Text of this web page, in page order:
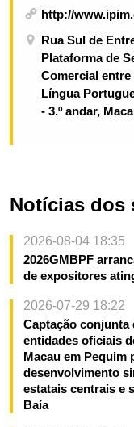
http://
Rua Sul de
Plataforma de
Comercial entre
Língua
- 3.º andar,
Notícias dos
2026-08-04 18:35
2026GMBPF
de expositores
2026-07-29 18:22
Captação
entidades oficiais
Macau em Pequim
desenvolvimento
estatais centrais e
Baía